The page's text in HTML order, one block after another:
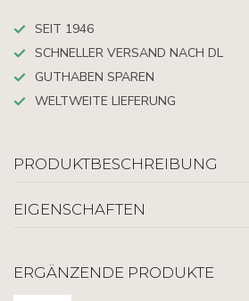
SEIT 1946
SCHNELLER VERSAND NACH DL
GUTHABEN SPAREN
WELTWEITE LIEFERUNG
PRODUKTBESCHREIBUNG
EIGENSCHAFTEN
ERGÄNZENDE PRODUKTE